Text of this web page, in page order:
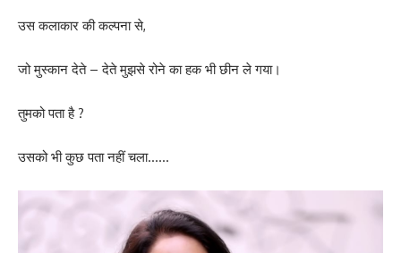
उस कलाकार की कल्पना से,
जो मुस्कान देते – देते मुझसे रोने का हक भी छीन ले गया।
तुमको पता है ?
उसको भी कुछ पता नहीं चला……